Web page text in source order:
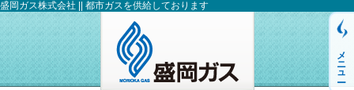
盛岡ガス株式会社 || 都市ガスを供給しております
メニュー